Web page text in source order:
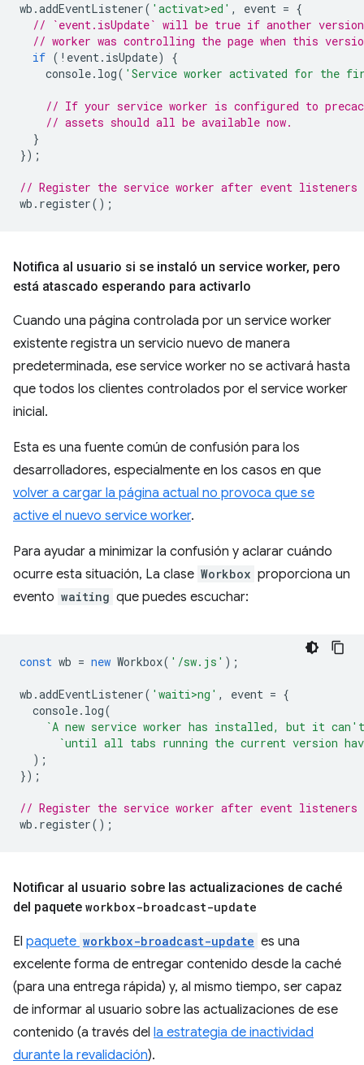
wb .addEventListener( 'activat>ed' , event = {
// `event.isUpdate` will be true if another
// worker was controlling the page when this
if ( ! event. isUpdate)
{
console. log( 'Service worker activated for the
// If your service worker is configured to
// assets should all be available now.
}
});
// Register the service worker after event listeners
wb . register();
Notifica al usuario si se instaló un service worker, pero
está atascado esperando para activarlo
Cuando una página controlada por un service worker
existente registra un servicio nuevo de manera
predeterminada, ese service worker no se activará hasta
que todos los clientes controlados por el service worker
inicial.
Esta es una fuente común de confusión para los
desarrolladores, especialmente en los casos en que
volver a cargar la página actual no provoca que se
active el nuevo service worker.
Para ayudar a minimizar la confusión y aclarar cuándo
ocurre esta situación, La clase Workbox proporciona un
evento waiting que puedes escuchar:
const wb = new Workbox( '/sw.js' );
wb .addEventListener( 'waiti>ng' , event = {
console. log(
`A new service worker has installed, but it
`until all tabs running the current version
);
});
// Register the service worker after event listeners
wb . register();
Notificar al usuario sobre las actualizaciones de caché
del paquete workbox-broadcast-update
El paquete workbox-broadcast-update es una
excelente forma de entregar contenido desde la caché
(para una entrega rápida) y, al mismo tiempo, ser capaz
de informar al usuario sobre las actualizaciones de ese
contenido (a través del la estrategia de inactividad
durante la revalidación).